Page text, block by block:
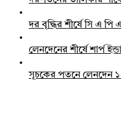
দর বৃদ্ধির শীর্ষে সি এ
লেনদেনের শীর্ষে শার্প
সূচকের পতনে লেনদেন ১